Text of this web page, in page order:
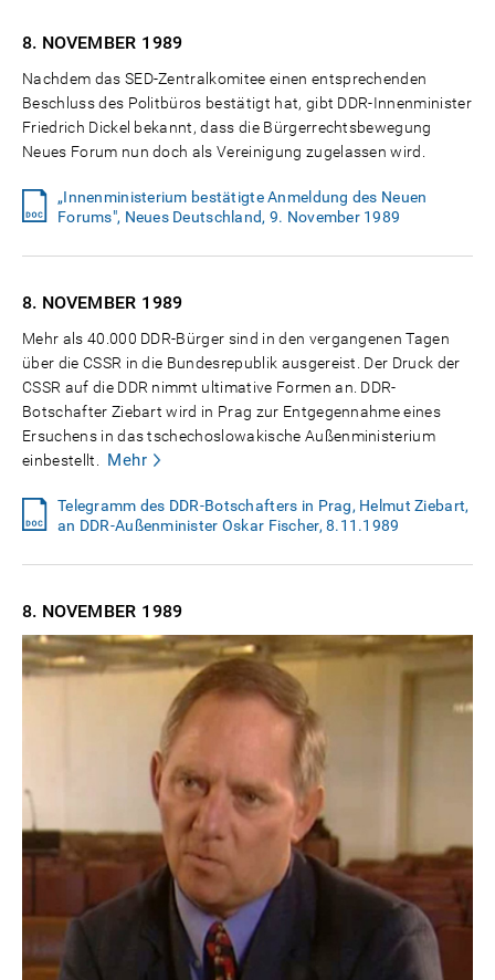
8. NOVEMBER 1989
Nachdem das SED-Zentralkomitee einen entsprechenden
Beschluss des Politbüros bestätigt hat, gibt DDR-Innenminister
Friedrich Dickel bekannt, dass die Bürgerrechtsbewegung
Neues Forum nun doch als Vereinigung zugelassen wird.
„Innenministerium bestätigte Anmeldung des Neuen
Forums", Neues Deutschland, 9. November 1989
8. NOVEMBER 1989
Mehr als 40.000 DDR-Bürger sind in den vergangenen Tagen
über die CSSR in die Bundesrepublik ausgereist. Der Druck der
CSSR auf die DDR nimmt ultimative Formen an. DDR-
Botschafter Ziebart wird in Prag zur Entgegennahme eines
Ersuchens in das tschechoslowakische Außenministerium
einbestellt.
Mehr
Telegramm des DDR-Botschafters in Prag, Helmut Ziebart,
an DDR-Außenminister Oskar Fischer, 8.11.1989
8. NOVEMBER 1989